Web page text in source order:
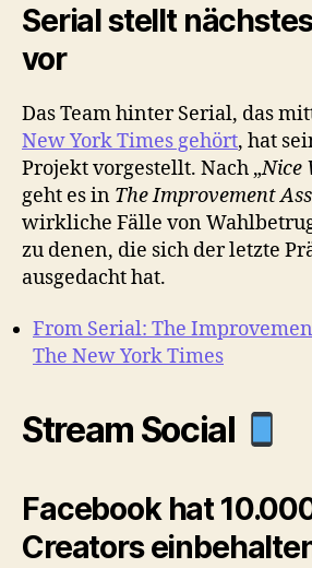
Serial stellt
vor
Das Team hinter Serial, das
New York Times gehört, hat
Projekt vorgestellt. Nach „Nice
geht es in The Improvement
wirkliche Fälle von
zu denen, die sich der letzte
ausgedacht hat.
From Serial: The
The New York Times
Stream Social
Facebook hat
Creators